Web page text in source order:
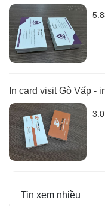
In card visit Gò Vấp -
Tin xem nhiều